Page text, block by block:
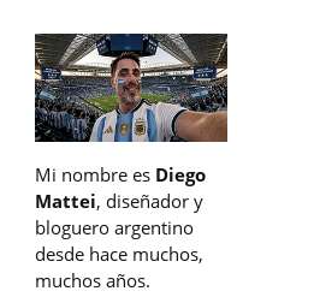
Mi nombre es Diego
Mattei, diseñador y
bloguero argentino
desde hace muchos,
muchos años.